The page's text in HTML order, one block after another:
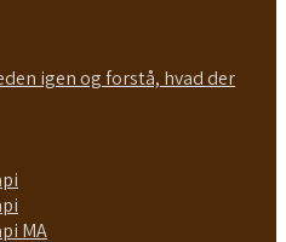
igen og forstå, hvad der
MA